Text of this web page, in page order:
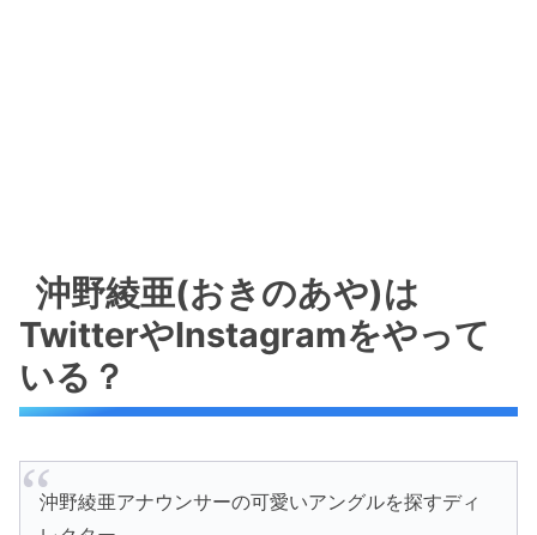
沖野綾亜(おきのあや)は
TwitterやInstagramをやって
いる？
沖野綾亜アナウンサーの可愛いアングルを探すディ